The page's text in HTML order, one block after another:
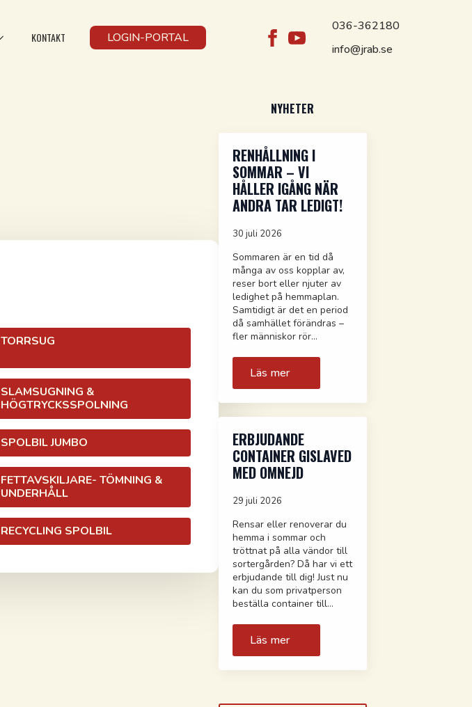
KONTAKT LOGIN-PORTAL
036-362180
info@jrab.se
TORRSUG
SLAMSUGNING &
HÖGTRYCKSSPOLNING
SPOLBIL JUMBO
FETTAVSKILJARE- TÖMNING &
UNDERHÅLL
RECYCLING SPOLBIL
NYHETER
RENHÅLLNING I
SOMMAR – VI
HÅLLER IGÅNG NÄR
ANDRA TAR LEDIGT!
30 juli 2026
Sommaren är en tid då
många av oss kopplar av,
reser bort eller njuter av
ledighet på hemmaplan.
Samtidigt är det en period
då samhället förändras –
fler människor rör…
Läs mer
ERBJUDANDE
CONTAINER GISLAVED
MED OMNEJD
29 juli 2026
Rensar eller renoverar du
hemma i sommar och
tröttnat på alla vändor till
sortergården? Då har vi ett
erbjudande till dig! Just nu
kan du som privatperson
beställa container till…
Läs mer